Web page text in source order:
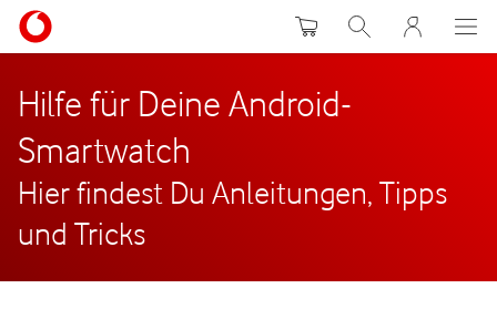
WarenkorbSuche MeinVodafone
Hilfe für Deine Android-
Smartwatch
Hier findest Du Anleitungen, Tipps
und Tricks